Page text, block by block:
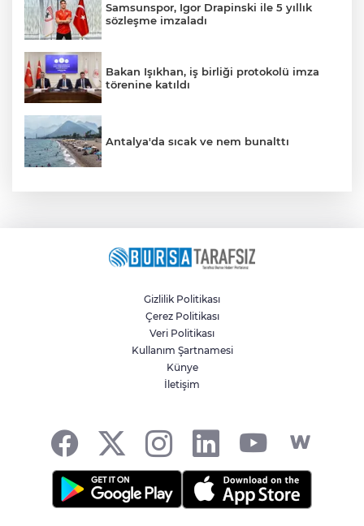
Samsunspor, Igor Drapinski ile 5 yıllık
sözleşme imzaladı
Bakan Işıkhan, iş birliği protokolü imza
törenine katıldı
Antalya'da sıcak ve nem bunalttı
Gizlilik Politikası
Çerez Politikası
Veri Politikası
Kullanım Şartnamesi
Künye
İletişim